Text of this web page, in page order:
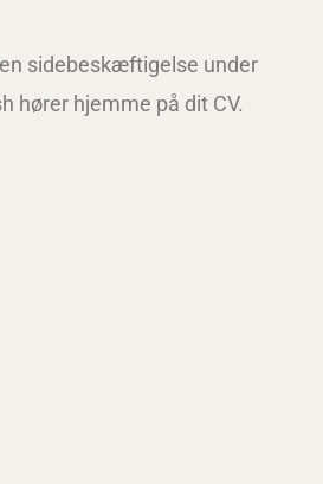
sidebeskæftigelse under
hører hjemme på dit CV.